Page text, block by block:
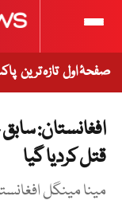
صفحۂ اول تازہ ترین
افغانستان:
قتل کردیا گیا
مینا مینگل